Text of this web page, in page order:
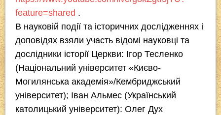
feature=shared .
В науковій події та історичних дослідженнях і
доповідях взяли участь відомі науковці та
дослідники історії Церкви: Ігор Тесленко
(Національний університет «Києво-
Могилянська академія»/Кембриджський
університет); Іван Альмес (Український
католицький університет): Олег Дух